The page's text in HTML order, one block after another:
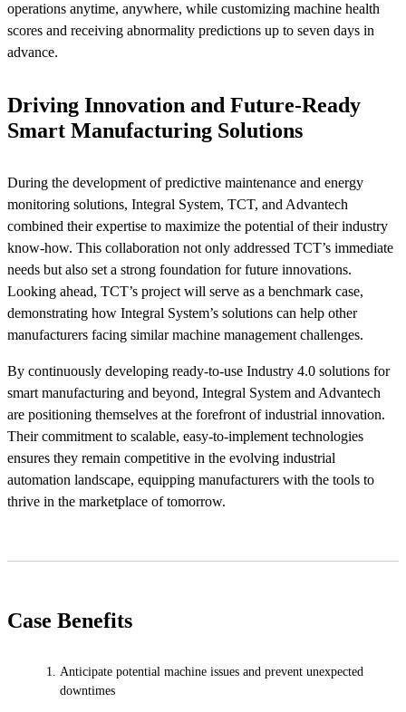
operations anytime, anywhere, while customizing machine health
scores and receiving abnormality predictions up to seven days in
advance.
Driving Innovation and Future-Ready
Smart Manufacturing Solutions
During the development of predictive maintenance and energy
monitoring solutions, Integral System, TCT, and Advantech
combined their expertise to maximize the potential of their industry
know-how. This collaboration not only addressed TCT’s immediate
needs but also set a strong foundation for future innovations.
Looking ahead, TCT’s project will serve as a benchmark case,
demonstrating how Integral System’s solutions can help other
manufacturers facing similar machine management challenges.
By continuously developing ready-to-use Industry 4.0 solutions for
smart manufacturing and beyond, Integral System and Advantech
are positioning themselves at the forefront of industrial innovation.
Their commitment to scalable, easy-to-implement technologies
ensures they remain competitive in the evolving industrial
automation landscape, equipping manufacturers with the tools to
thrive in the marketplace of tomorrow.
Case Benefits
Anticipate potential machine issues and prevent unexpected
downtimes